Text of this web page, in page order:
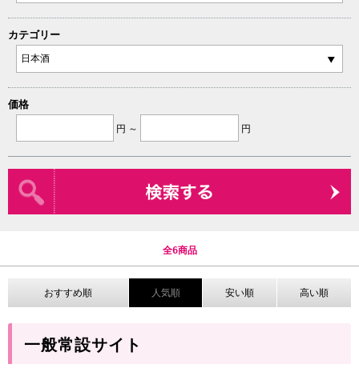
カテゴリー
価格
円 ～ 円
全6商品
おすすめ順 人気順 安い順 高い順
一般常設サイト